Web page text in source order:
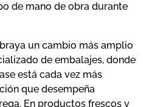
de mano de obra durante
un cambio más amplio
de embalajes, donde
está cada vez más
que desempeña
En productos frescos y